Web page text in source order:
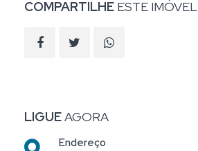
COMPARTILHE ESTE IMÓVEL
LIGUEAGORA
Endereço